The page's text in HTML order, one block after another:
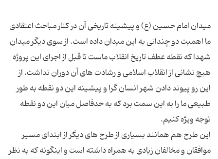
میدان امام حسین (ع) و پیشینه تاریخی آن در کنار مباحث اعتقادی
ما اهمیت دو چندانی به این میدان داده است. از سوی دیگر میدان
شهدا که نقطه عطف تاریخ انقلاب ماست تا قبل از اجرای این پروژه
هیچ نشانی از انقلاب اسلامی و رشادت های آن دوران نداشت. از
این رو پیوند دادن شهر انسان گرا و پیشینه این دو نقطه به طور
طبیعی ما را به این سمت برد که به حدفاصل میان این دو نقطه
این طرح هم همانند بسیاری از طرح های دیگر از ابتدای مسیر
موافقان و مخالفان زیادی به همراه داشته است و اینگونه که به نظر